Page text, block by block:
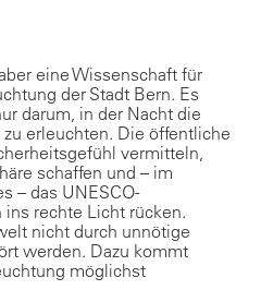
eine Wissenschaft für
der Stadt Bern. Es
darum, in der Nacht die
erleuchten. Die öffentliche
vermitteln,
schaffen und – im
– das UNESCO-
rechte Licht rücken.
nicht durch unnötige
werden. Dazu kommt
möglichst